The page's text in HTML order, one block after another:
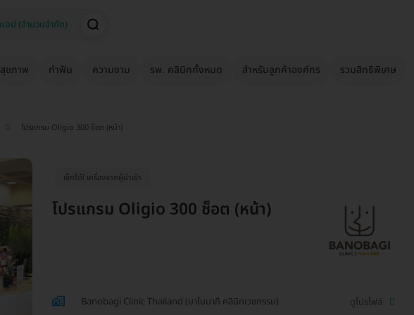
สุขภาพ ทำฟัน ความงาม รพ. คลินิกทั้งหมด สำหรับลูกค้าองค์กร รวมสิทธิพิเศษ
โปรแกรม Oligio 300 ช็อต (หน้า)
เช็กได้! เครื่องจากผู้นำเข้า
โปรแกรม Oligio 300 ช็อต (หน้า)
Banobagi Clinic Thailand (บาโนบากิ คลินิกเวชกรรม)
ดูโปรไฟล์